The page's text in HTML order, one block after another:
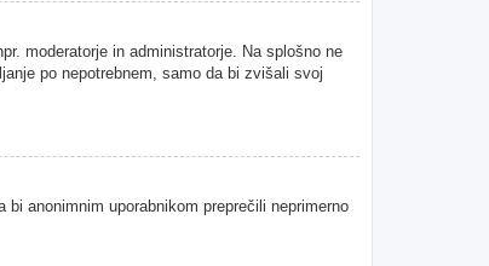
moderatorje in administratorje. Na splošno ne
po nepotrebnem, samo da bi zvišali svoj
anonimnim uporabnikom preprečili neprimerno